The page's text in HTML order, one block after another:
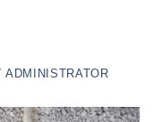
ADMINISTRATOR